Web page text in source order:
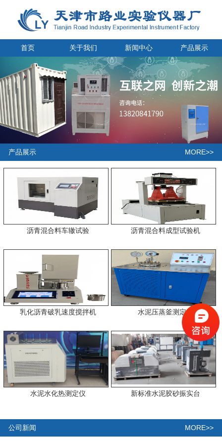
首页 关于我们 新闻中心 产品展示
产品展示 MORE>>
沥青混合料车辙试验 沥青混合料成型试验机
乳化沥青破乳速度搅拌机 水泥压蒸釜测定仪
水泥水化热测定仪 新标准水泥胶砂振实台
公司新闻 MORE>>